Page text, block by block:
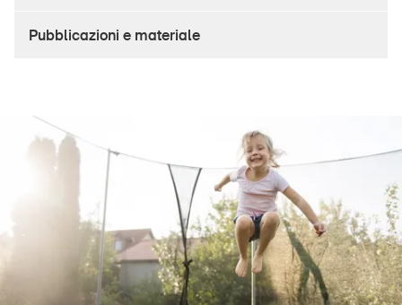
Contatto e consulenza
Pubblicazioni e materiale